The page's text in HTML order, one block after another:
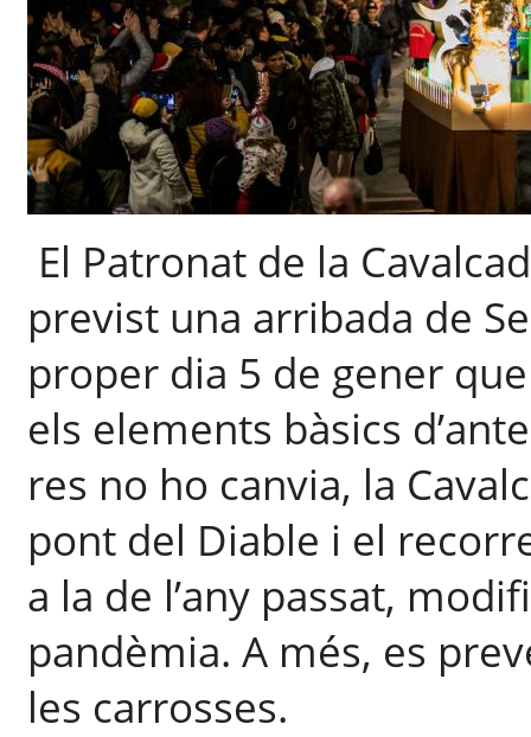
El Patronat de la
previst una arribada de
proper dia 5 de gener
els elements bàsics
res no ho canvia, la
pont del Diable i el
a la de l’any passat,
pandèmia. A més, es
les carrosses.